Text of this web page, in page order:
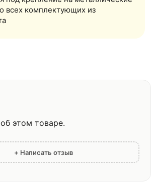
всех комплектующих из
этом товаре.
+ Написать отзыв